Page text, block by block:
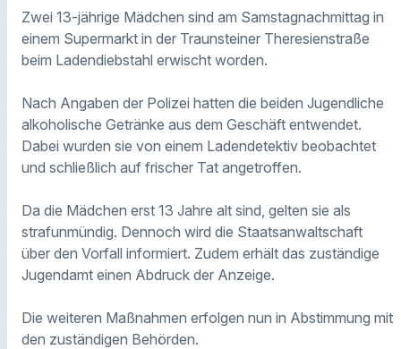
Zwei 13-jährige Mädchen sind am Samstagnachmittag in
einem Supermarkt in der Traunsteiner Theresienstraße
beim Ladendiebstahl erwischt worden.
Nach Angaben der Polizei hatten die beiden Jugendliche
alkoholische Getränke aus dem Geschäft entwendet.
Dabei wurden sie von einem Ladendetektiv beobachtet
und schließlich auf frischer Tat angetroffen.
Da die Mädchen erst 13 Jahre alt sind, gelten sie als
strafunmündig. Dennoch wird die Staatsanwaltschaft
über den Vorfall informiert. Zudem erhält das zuständige
Jugendamt einen Abdruck der Anzeige.
Die weiteren Maßnahmen erfolgen nun in Abstimmung mit
den zuständigen Behörden.